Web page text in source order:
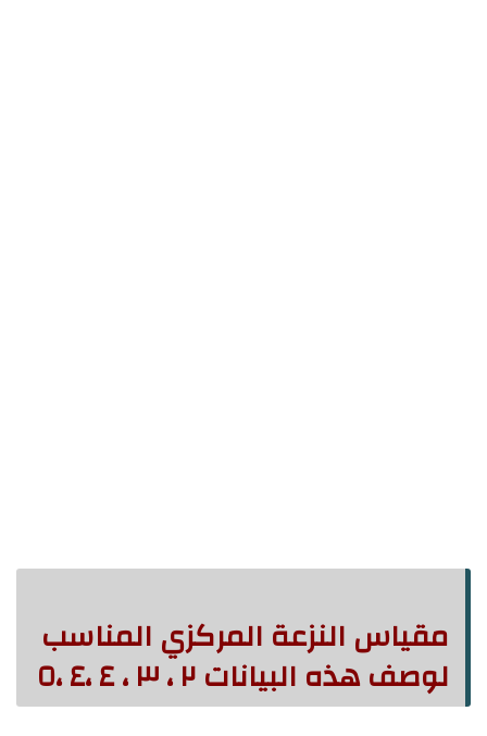
مقياس النزعة المركزي المناسب
لوصف هذه البيانات ٢ ، ٣ ، ٤ ،٤ ،٥